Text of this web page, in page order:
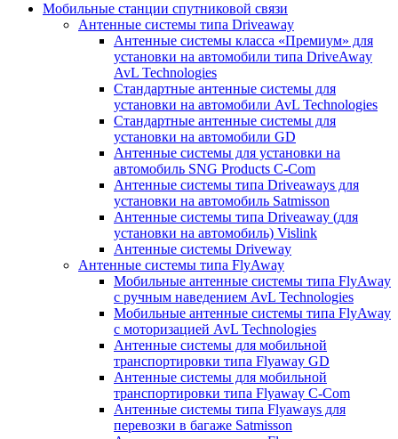
Мобильные станции спутниковой связи
Антенные системы типа Driveaway
Антенные системы класса «Премиум» для
установки на автомобили типа DriveAway
AvL Technologies
Стандартные антенные системы для
установки на автомобили AvL Technologies
Стандартные антенные системы для
установки на автомобили GD
Антенные системы для установки на
автомобиль SNG Products C-Com
Антенные системы типа Driveaways для
установки на автомобиль Satmisson
Антенные системы типа Driveaway (для
установки на автомобиль) Vislink
Антенные системы Driveway
Антенные системы типа FlyAway
Мобильные антенные системы типа FlyAway
с ручным наведением AvL Technologies
Мобильные антенные системы типа FlyAway
с моторизацией AvL Technologies
Антенные системы для мобильной
транспортировки типа Flyaway GD
Антенные системы для мобильной
транспортировки типа Flyaway C-Com
Антенные системы типа Flyaways для
перевозки в багаже Satmisson